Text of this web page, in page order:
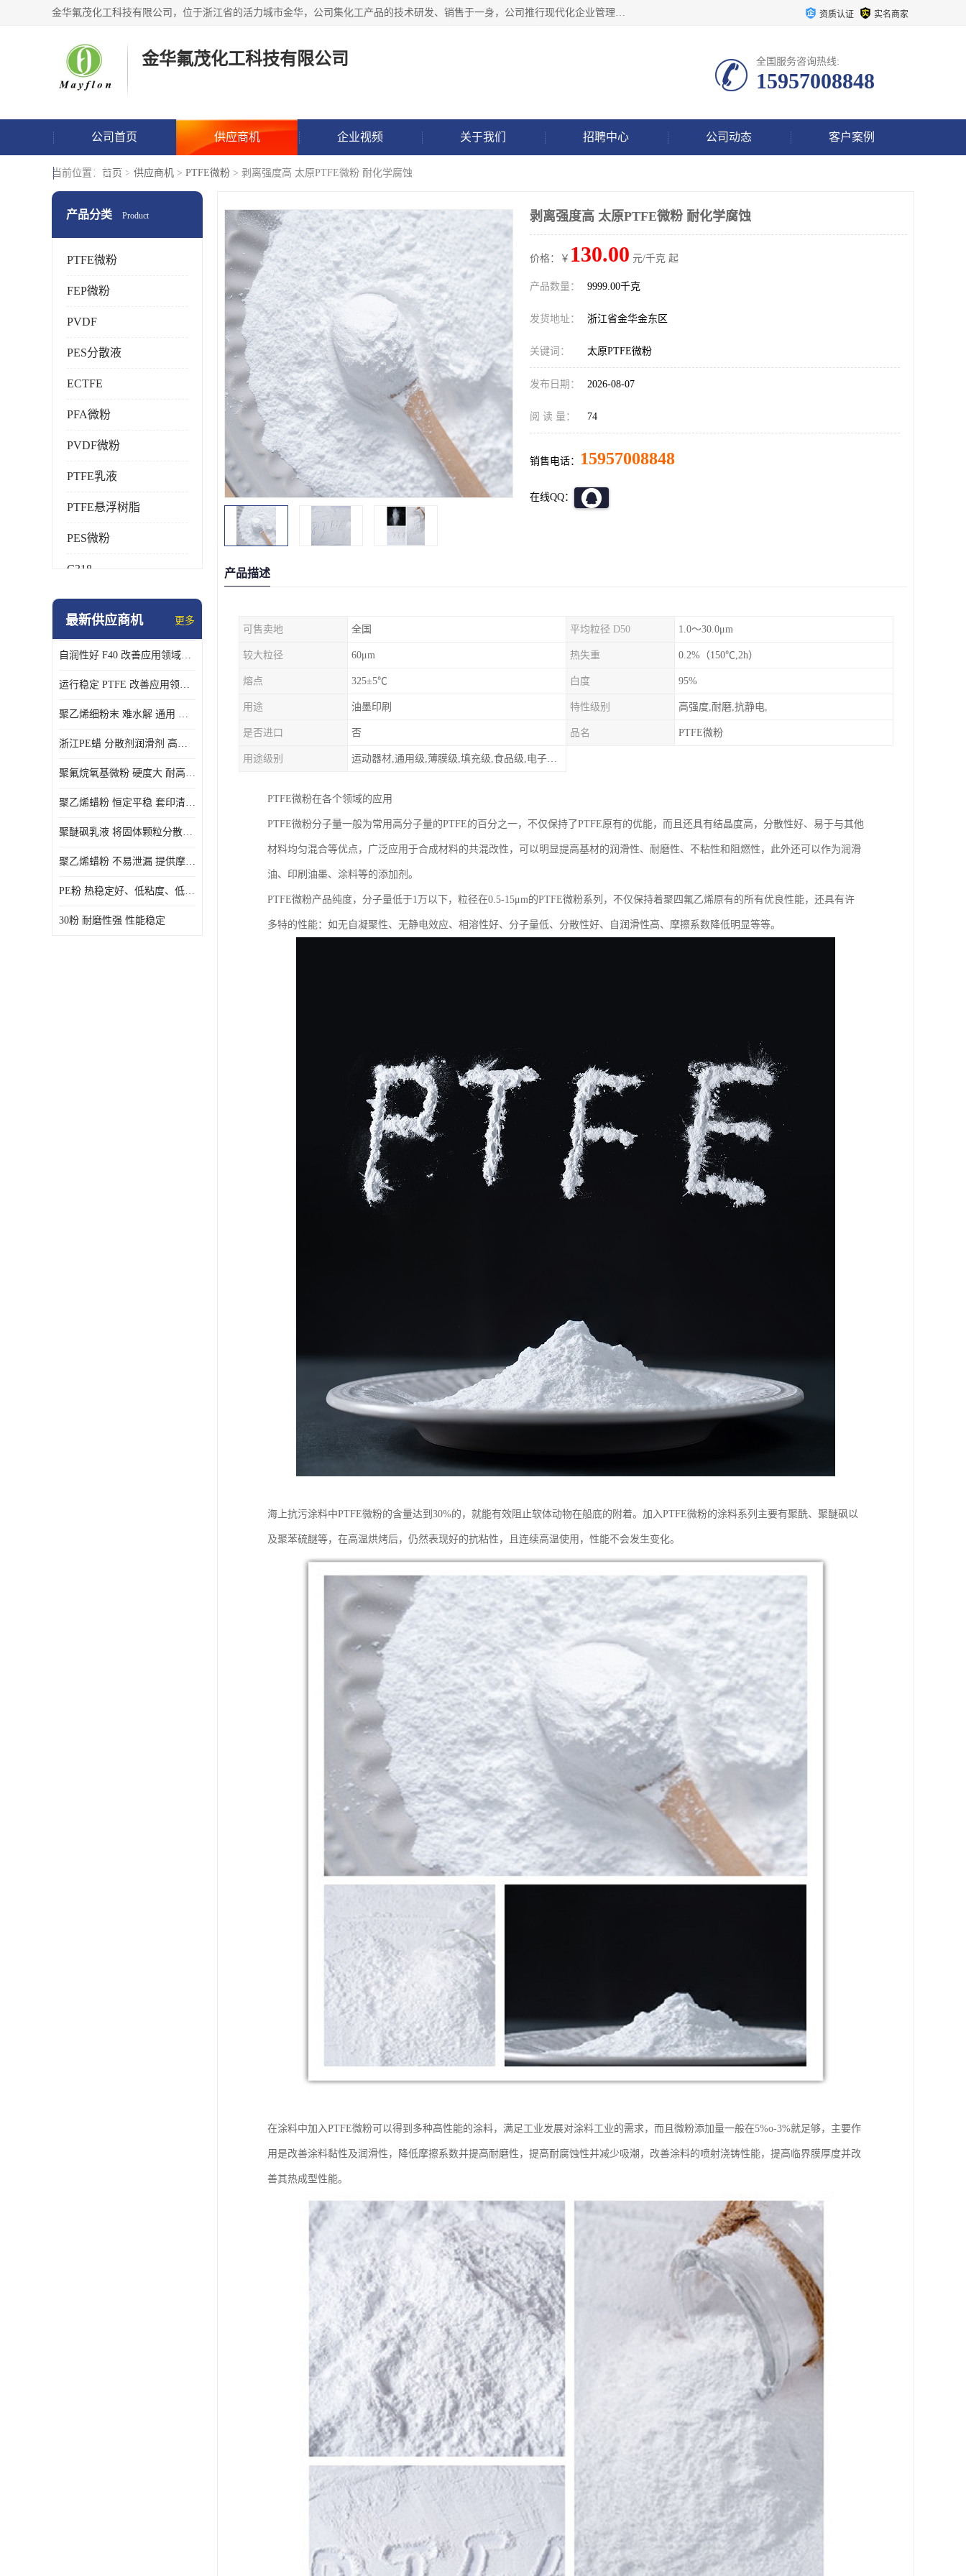
金华氟茂化工科技有限公司，位于浙江省的活力城市金华，公司集化工产品的技术研发、销售于一身，公司推行现代化企业管理理念，公司成立以来吸引了一批技术、业务、能力良好的科技人才，为多种产品的推广流通搭建良好的服务平台。我公司主要经营产品包括：PTFE微粉、FEP微粉、ECTFE、PES微粉等，这些产品由于具有、耐腐蚀、耐高温等性能而广泛应用于许多领域。 资质认证 实名商家
金华氟茂化工科技有限公司 全国服务咨询热线:
15957008848
公司首页 供应商机 企业视频 关于我们 招聘中心 公司动态 客户案例
联系方式
当前位置： 首页 > 供应商机 > PTFE微粉 > 剥离强度高 太原PTFE微粉 耐化学腐蚀
产品分类 Product
PTFE微粉
FEP微粉
PVDF
PES分散液
ECTFE
PFA微粉
PVDF微粉
PTFE乳液
PTFE悬浮树脂
PES微粉
C318
HFP
PE蜡粉
PE改性蜡粉
最新供应商机 更多
自润性好 F40 改善应用领域的耐热性 滑润性
运行稳定 PTFE 改善应用领域的耐热性 滑润性
聚乙烯细粉末 难水解 通用 氟茂
浙江PE蜡 分散剂润滑剂 高低熔点
聚氟烷氧基微粉 硬度大 耐高温性能好 良好的不粘性 功能性涂料
聚乙烯蜡粉 恒定平稳 套印清漆 无毒
聚醚砜乳液 将固体颗粒分散均匀 高分子聚合物 新的纳米涂层材料
聚乙烯蜡粉 不易泄漏 提供摩擦减少和润滑性能
PE粉 热稳定好、低粘度、低熔点
30粉 耐磨性强 性能稳定
剥离强度高 太原PTFE微粉 耐化学腐蚀
价格：￥ 130.00 元/千克 起
产品数量： 9999.00千克
发货地址： 浙江省金华金东区
关键词： 太原PTFE微粉
发布日期： 2026-08-07
阅 读 量： 74
销售电话： 15957008848
在线QQ：
产品描述
可售卖地 全国 平均粒径 D50 1.0～30.0μm
较大粒径 60μm 热失重 0.2%（150℃,2h）
熔点 325±5℃ 白度 95%
用途 油墨印刷 特性级别 高强度,耐磨,抗静电,
是否进口 否 品名 PTFE微粉
用途级别 运动器材,通用级,薄膜级,填充级,食品级,电子电器部件
PTFE微粉在各个领域的应用
PTFE微粉分子量一般为常用高分子量的PTFE的百分之一，不仅保持了PTFE原有的优能，而且还具有结晶度高，分散性好、易于与其他
材料均匀混合等优点，广泛应用于合成材料的共混改性，可以明显提高基材的润滑性、耐磨性、不粘性和阻燃性，此外还可以作为润滑
油、印刷油墨、涂料等的添加剂。
PTFE微粉产品纯度，分子量低于1万以下，粒径在0.5-15μm的PTFE微粉系列，不仅保持着聚四氟乙烯原有的所有优良性能，还具有许
多特的性能：如无自凝聚性、无静电效应、相溶性好、分子量低、分散性好、自润滑性高、摩擦系数降低明显等等。
海上抗污涂料中PTFE微粉的含量达到30%的，就能有效阻止软体动物在船底的附着。加入PTFE微粉的涂料系列主要有聚酰、聚醚砜以
及聚苯硫醚等，在高温烘烤后，仍然表现好的抗粘性，且连续高温使用，性能不会发生变化。
在涂料中加入PTFE微粉可以得到多种高性能的涂料，满足工业发展对涂料工业的需求，而且微粉添加量一般在5%o-3%就足够，主要作
用是改善涂料黏性及润滑性，降低摩擦系数并提高耐磨性，提高耐腐蚀性并减少吸潮，改善涂料的喷射浇铸性能，提高临界膜厚度并改
善其热成型性能。